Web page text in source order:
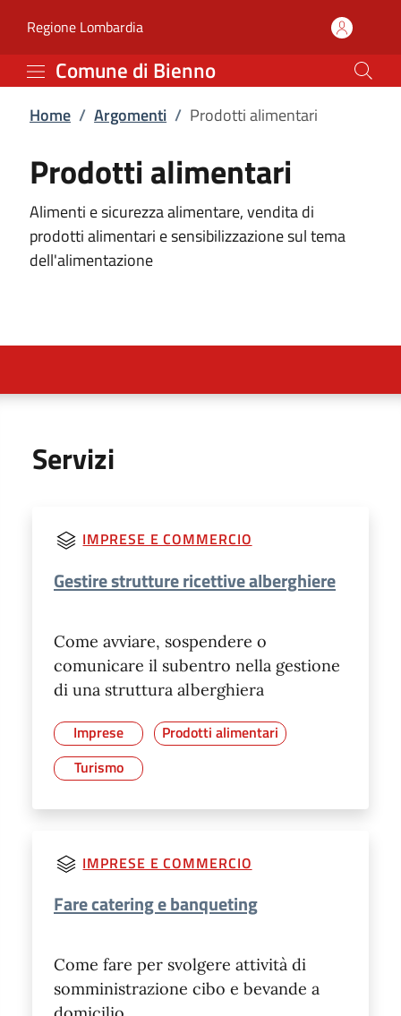
Prodotti alimentari |
Regione Lombardia(apre in un'altra scheda).
Comune di Bienno
Home / Argomenti / Prodotti alimentari
Prodotti alimentari
Alimenti e sicurezza alimentare, vendita di
prodotti alimentari e sensibilizzazione sul tema
dell'alimentazione
Servizi
IMPRESE E COMMERCIO
Gestire strutture ricettive alberghiere
Come avviare, sospendere o
comunicare il subentro nella gestione
di una struttura alberghiera
Imprese
Prodotti alimentari
Turismo
IMPRESE E COMMERCIO
Fare catering e banqueting
Come fare per svolgere attività di
somministrazione cibo e bevande a